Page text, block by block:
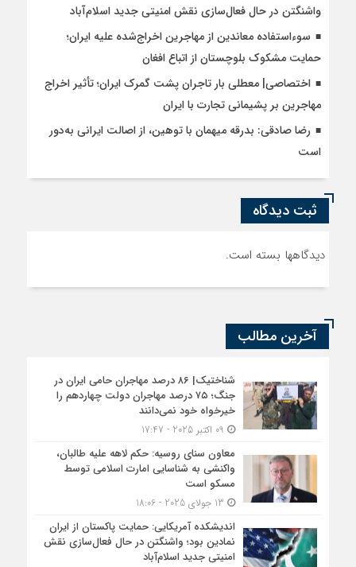
واشنگتن در حال فعال‌سازی نقش امنیتی جدید اسلام‌آباد
سوءاستفاده معاندین از مهاجرین اخراج‌شده علیه ایران؛
حمایت مشکوک بلوچستان از اتباع افغان
اختصاصی| معطلی بار تاجران پشت گمرک ایران؛ تأثیر اخراج
مهاجرین بر پشیمانی تجارت با ایران
رضا صادقی: بدرقه میهمان با توهین، از اصالت ایرانی به‌دور
است
ثبت دیدگاه
دیدگاهها بسته است.
آخرین مطالب
شناختیک| ۸۶ درصد مهاجران حامی ایران در
جنگ؛ ۷۵ درصد مهاجران دولت چهاردهم را
خیرخواه خود نمی‌دانند
معاون سنای روسیه: حکم لاهه علیه طالبان،
واکنشی به شناسایی امارت اسلامی توسط
مسکو است
اندیشکده آمریکایی: حمایت پاکستان از ایران
نمادین بود؛ واشنگتن در حال فعال‌سازی نقش
امنیتی جدید اسلام‌آباد